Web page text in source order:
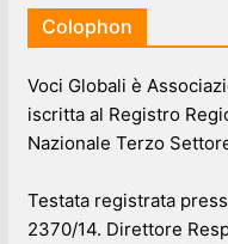
Colophon
Voci Globali è
iscritta al Registro
Nazionale Terzo
Testata registrata
2370/14. Direttore